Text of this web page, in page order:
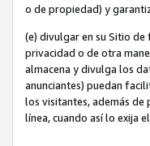
o de propiedad) y
(e) divulgar en su Sitio
privacidad o de otra
almacena y divulga los
anunciantes) puedan
los visitantes, además
línea, cuando así lo exija